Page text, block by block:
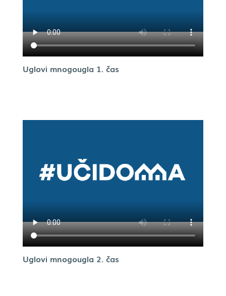
Uglovi mnogougla 1. čas
Uglovi mnogougla 2. čas